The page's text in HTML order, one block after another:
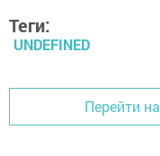
Теги:
UNDEFINED
Перейти